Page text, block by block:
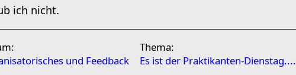
ich nicht.
und Feedback
Thema:
Es ist der Praktikanten-Dienstag....